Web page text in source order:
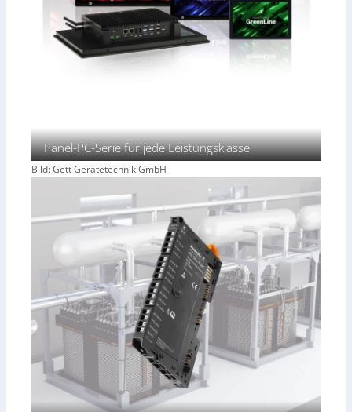
Panel-PC-Serie für jede Leistungsklasse
Bild: Gett Gerätetechnik GmbH